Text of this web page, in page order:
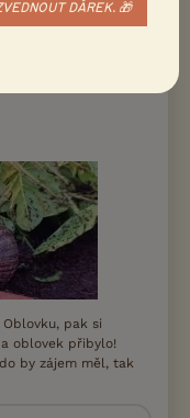
pak si
oblovek přibylo!
by zájem měl, tak
DÁREK. 🎁